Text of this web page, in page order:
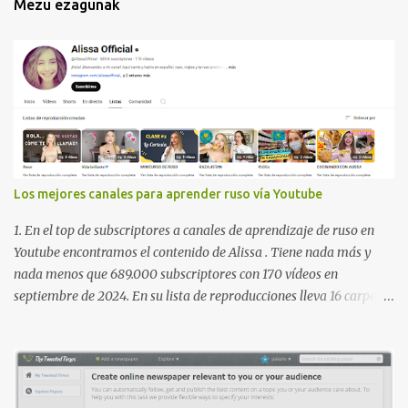
Mezu ezagunak
Los mejores canales para aprender ruso vía Youtube
1. En el top de subscriptores a canales de aprendizaje de ruso en
Youtube encontramos el contenido de Alissa . Tiene nada más y
nada menos que 689.000 subscriptores con 170 vídeos en
septiembre de 2024. En su lista de reproducciones lleva 16 carpetas
de Anastasia G . con 224.000 subscriptores y 97 vídeos en
septiembre de 2024. Anastasia tiene una lista de reproducción